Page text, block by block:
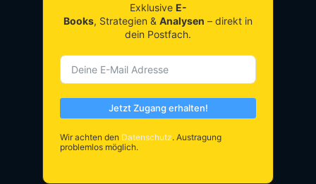
Exklusive E-
Books, Strategien & Analysen – direkt in
dein Postfach.
Jetzt Zugang erhalten!
Wir achten den Datenschutz. Austragung
problemlos möglich.